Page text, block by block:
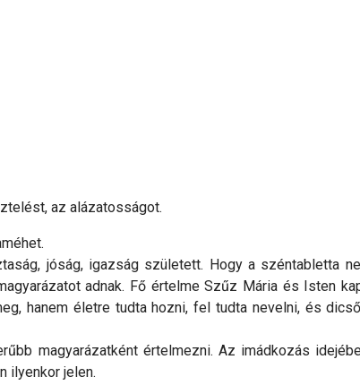
az alázatosságot.
jóság, igazság született. Hogy a széntabletta
adnak. Fő értelme Szűz Mária és Isten
hanem életre tudta hozni, fel tudta nevelni, és
magyarázatként értelmezni. Az imádkozás
ilyenkor jelen.